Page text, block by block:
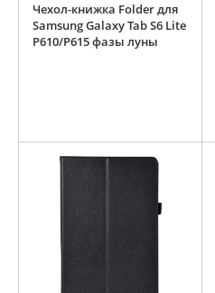
Чехол-книжка Folder для
Samsung Galaxy Tab S6 Lite
P610/P615 фазы луны